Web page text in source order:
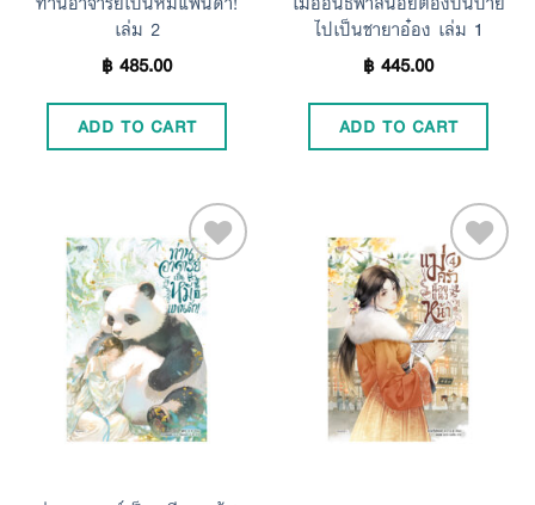
เล่ม 2
฿485.00
ADD TO CART
ไปเป็นชายาอ๋อง เล่ม 1
฿445.00
ADD TO CART
Add to
Wishlist
Add to
Wishlist